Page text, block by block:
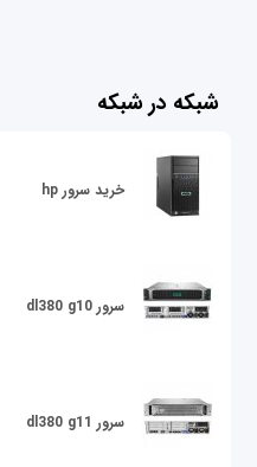
شبکه در شبکه
خرید سرور hp
سرور dl380 g10
سرور dl380 g11